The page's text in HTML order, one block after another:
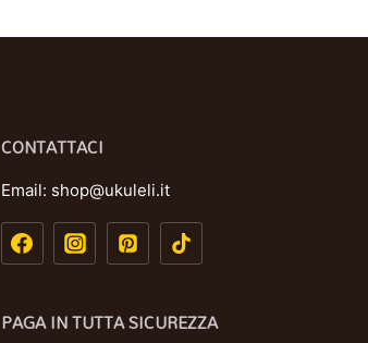
CONTATTACI
Email: shop@ukuleli.it
PAGA IN TUTTA SICUREZZA